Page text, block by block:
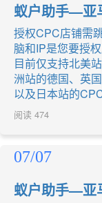
蚁户助手—亚
授权CPC店铺需
脑和IP是您要授
目前仅支持北美
洲站的德国、英
以及日本站的
阅读 474
07/07
蚁户助手—亚